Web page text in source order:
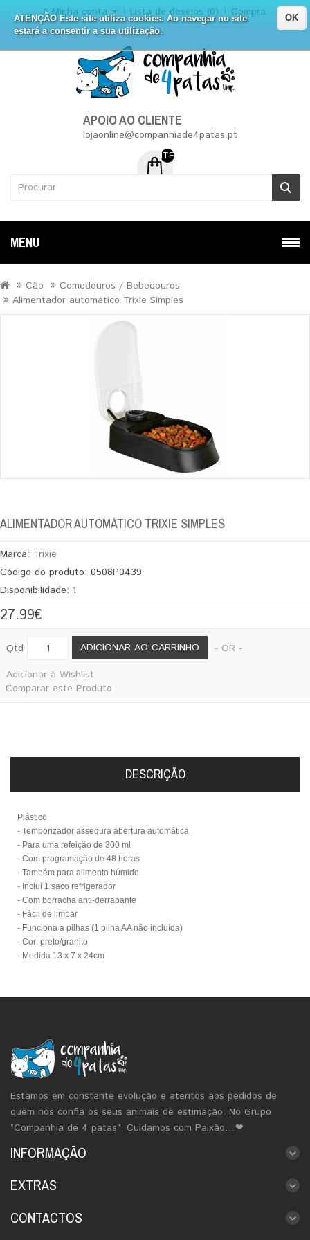
ATENÇÃO Este site utiliza cookies. Ao navegar no site
estará a consentir a sua utilização.
OK
A Minha conta Lista de desejos (0) Compra
APOIO AO CLIENTE
lojaonline@companhiade4patas.pt
ITEM (NS) DE 0 - 0.00€
MENU
Cão
Comedouros / Bebedouros
Alimentador automático Trixie Simples
ALIMENTADOR AUTOMÁTICO TRIXIE SIMPLES
Marca: Trixie
Código do produto: 0508P0439
Disponibilidade: 1
27.99€
Qtd ADICIONAR AO CARRINHO
- OR -
Adicionar à Wishlist
Comparar este Produto
DESCRIÇÃO
Plástico
- Temporizador assegura abertura automática
- Para uma refeição de 300 ml
- Com programação de 48 horas
- Também para alimento húmido
- Inclui 1 saco refrigerador
- Com borracha anti-derrapante
- Fácil de limpar
- Funciona a pilhas (1 pilha AA não incluída)
- Cor: preto/granito
- Medida 13 x 7 x 24cm
Estamos em constante evolução e atentos aos pedidos de
quem nos confia os seus animais de estimação. No Grupo
“Companhia de 4 patas”, Cuidamos com Paixão…❤
INFORMAÇÃO
EXTRAS
CONTACTOS